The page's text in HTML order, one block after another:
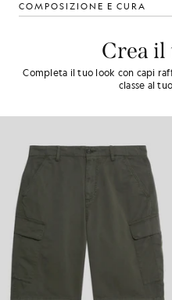
COMPOSIZIONE E CURA
Crea il
Completa il tuo look con capi
classe al